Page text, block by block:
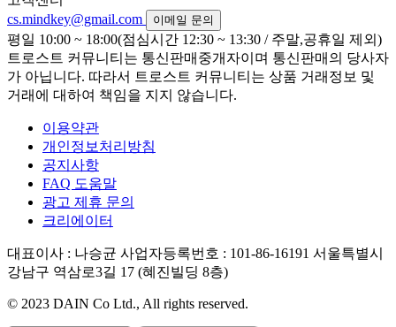
cs.mindkey@gmail.com
이메일 문의
평일 10:00 ~ 18:00(점심시간 12:30 ~ 13:30 / 주말,공휴일 제외)
트로스트 커뮤니티는 통신판매중개자이며 통신판매의 당사자
가 아닙니다. 따라서 트로스트 커뮤니티는 상품 거래정보 및
거래에 대하여 책임을 지지 않습니다.
이용약관
개인정보처리방침
공지사항
FAQ 도움말
광고 제휴 문의
크리에이터
대표이사 : 나승균 사업자등록번호 : 101-86-16191 서울특별시
강남구 역삼로3길 17 (혜진빌딩 8층)
© 2023 DAIN Co Ltd., All rights reserved.